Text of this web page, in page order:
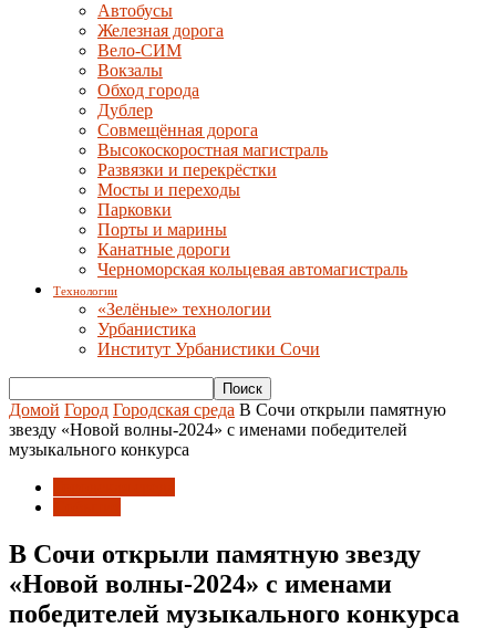
Автобусы
Железная дорога
Вело-СИМ
Вокзалы
Обход города
Дублер
Совмещённая дорога
Высокоскоростная магистраль
Развязки и перекрёстки
Мосты и переходы
Парковки
Порты и марины
Канатные дороги
Черноморская кольцевая автомагистраль
Технологии
«Зелёные» технологии
Урбанистика
Институт Урбанистики Сочи
Домой Город Городская среда В Сочи открыли памятную
звезду «Новой волны-2024» с именами победителей
музыкального конкурса
В Сочи открыли памятную звезду
«Новой волны-2024» с именами
победителей музыкального конкурса